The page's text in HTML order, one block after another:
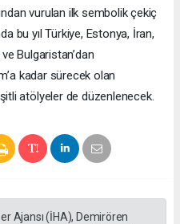
vurulan ilk sembolik çekiç
bu yıl Türkiye, Estonya, İran,
Bulgaristan’dan
kadar sürecek olan
atölyeler de düzenlenecek.
Ajansı (İHA), Demirören